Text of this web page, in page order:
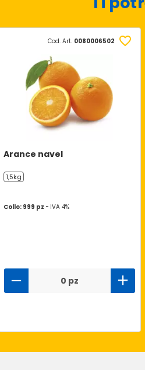
Cod. Art. 0080006502
Arance navel
1,5kg
Collo: 999 pz - IVA 4%
0 pz